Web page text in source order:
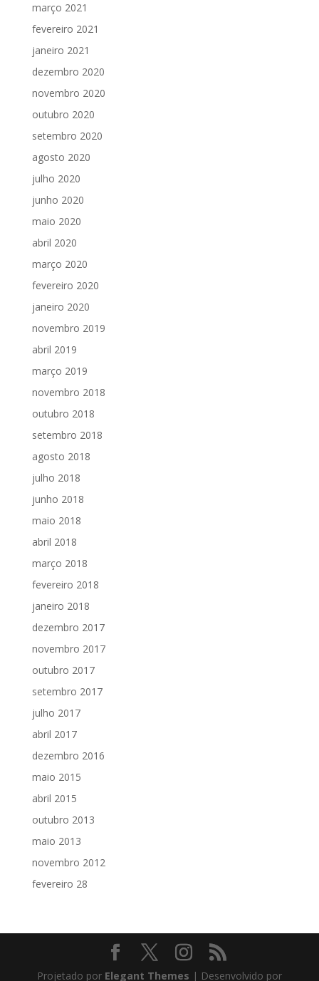
março 2021
fevereiro 2021
janeiro 2021
dezembro 2020
novembro 2020
outubro 2020
setembro 2020
agosto 2020
julho 2020
junho 2020
maio 2020
abril 2020
março 2020
fevereiro 2020
janeiro 2020
novembro 2019
abril 2019
março 2019
novembro 2018
outubro 2018
setembro 2018
agosto 2018
julho 2018
junho 2018
maio 2018
abril 2018
março 2018
fevereiro 2018
janeiro 2018
dezembro 2017
novembro 2017
outubro 2017
setembro 2017
julho 2017
abril 2017
dezembro 2016
maio 2015
abril 2015
outubro 2013
maio 2013
novembro 2012
fevereiro 28
Projetado por Elegant Themes | Desenvolvido por